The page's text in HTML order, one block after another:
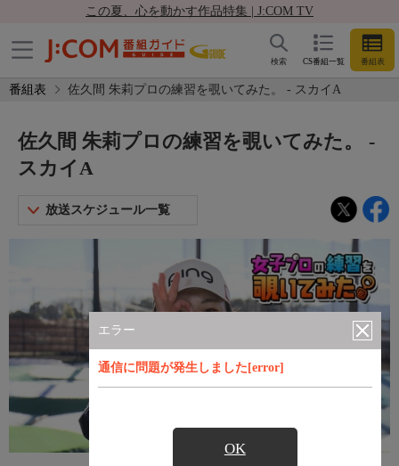
この夏、心を動かす作品特集 | J:COM TV
CS番組一覧 番組表
検索
番組表 佐久間 朱莉プロの練習を覗いてみた。 - スカイA
エラー
通信に問題が発生しました[error]
OK
佐久間 朱莉プロの練習を覗いてみた。 -
スカイA
放送スケジュール一覧